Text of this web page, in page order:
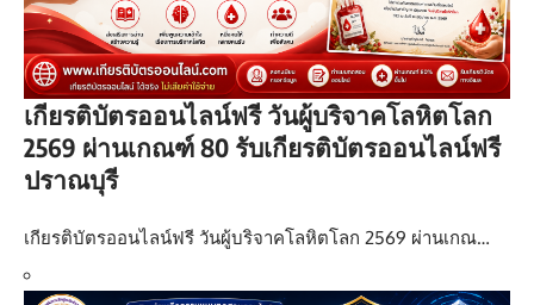
เกียรติบัตรออนไลน์ฟรี วันผู้บริจาคโลหิตโลก
2569 ผ่านเกณฑ์ 80 รับเกียรติบัตรออนไลน์ฟรี
ปราณบุรี
เกียรติบัตรออนไลน์ฟรี วันผู้บริจาคโลหิตโลก 2569 ผ่านเกณ…